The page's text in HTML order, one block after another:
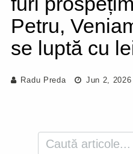
Petru,
se luptă cu
Radu Preda Jun 2, 2026